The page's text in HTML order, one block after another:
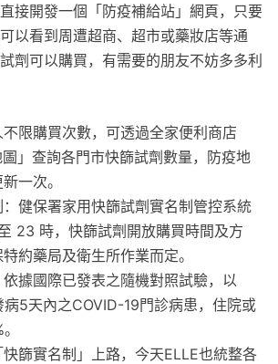
接開發一個「防疫補給站」網頁，只要
以看到周遭超商、超市或藥妝店等通
劑可以購買，有需要的朋友不妨多多利
限購買次數，可透過全家便利商店
」查詢各門市快篩試劑數量，防疫地
一次。
健保署家用快篩試劑實名制管控系統
23 時，快篩試劑開放購買時間及方
約藥局及衛生所作業而定。
據國際已發表之隨機對照試驗，以
5天內之COVID-19門診病患，住院或
篩實名制」上路，今天ELLE也統整各